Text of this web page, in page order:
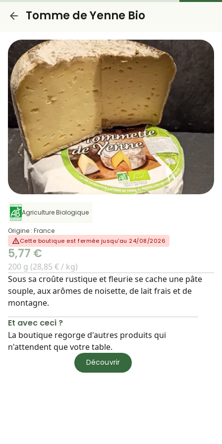
Tomme de Yenne Bio
Agriculture Biologique
Origine : France
Cette boutique est fermée jusqu'au 24/08/2026
5,77 €
200 g (28,85 € / kg)
Sous sa croûte rustique et fleurie se cache une pâte
souple, aux arômes de noisette, de lait frais et de
montagne.
Et avec ceci ?
La boutique regorge d'autres produits qui
n'attendent que votre table.
Découvrir